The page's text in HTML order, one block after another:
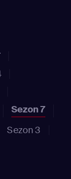
Sezon 7
Sezon 3